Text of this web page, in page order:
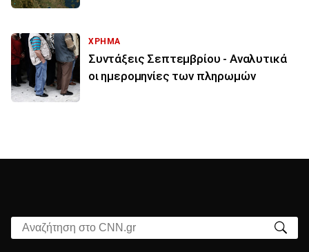
ΧΡΗΜΑ
Συντάξεις Σεπτεμβρίου - Αναλυτικά
οι ημερομηνίες των πληρωμών
Αναζήτηση στο CNN.gr